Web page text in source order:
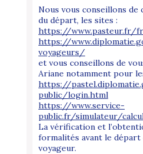
Nous vous conseillons de
du départ, les sites :
https://www.pasteur.fr/fr
https://
voyageurs/
et vous conseillons de
Ariane notamment pour
https://
public/login.html
https://www.service-
public.fr/simulateur/
La vérification et
formalités avant le départ
voyageur.